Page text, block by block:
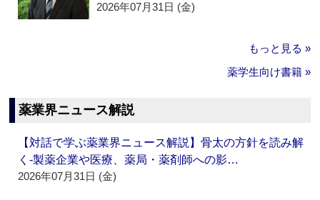
2026年07月31日 (金)
もっと見る »
薬学生向け書籍 »
薬業界ニュース解説
【対話で学ぶ薬業界ニュース解説】骨太の方針を読み解
く‐製薬企業や医療、薬局・薬剤師への影…
2026年07月31日 (金)